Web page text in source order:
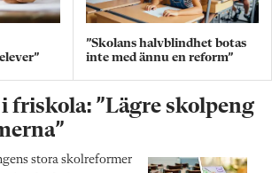
”Skolans halvblindhet botas
inte med ännu en reform”
friskola: ”Lägre skolpeng
stora skolreformer